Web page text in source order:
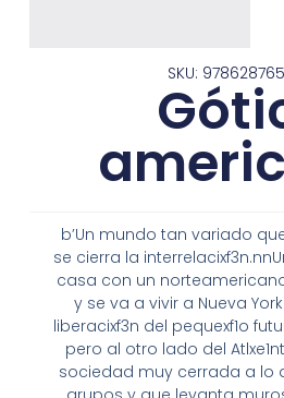
SKU:
b’Un mundo tan variado
se cierra la
casa con un
y se va a vivir a Nueva
liberacixf3n del pequexf1o
pero al otro lado del
sociedad muy cerrada a lo